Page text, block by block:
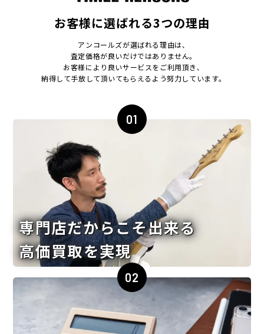
お客様に選ばれる3つの理由
アンコールズが選ばれる理由は､
査定価格が良いだけではありません｡
お客様により良いサービスをご利用頂き､
納得して手放して頂いてもらえるよう努力しています｡
01
専門店だからこそ出来る
高価買取を実現
02